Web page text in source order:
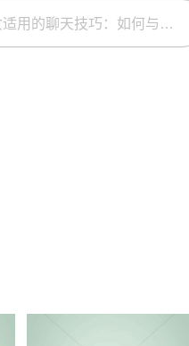
下一篇：2025年男女适用的聊天技巧：如何与陌生人快速交流？